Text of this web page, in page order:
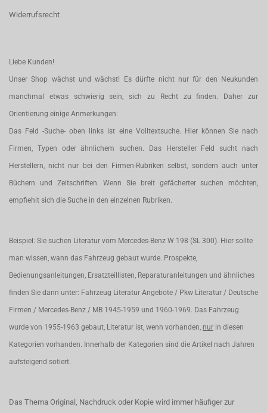
Widerrufsrecht
Liebe Kunden!
Unser Shop wächst und wächst! Es dürfte nicht nur für den Neukunden
manchmal etwas schwierig sein, sich zu Recht zu finden. Daher zur
Orientierung einige Anmerkungen:
Das Feld -Suche- oben links ist eine Volltextsuche. Hier können Sie nach
Firmen, Typen oder ähnlichem suchen. Das Hersteller Feld sucht nach
Herstellern, nicht nur bei den Firmen-Rubriken selbst, sondern auch unter
Büchern und Zeitschriften. Wenn Sie breit gefächerter suchen möchten,
empfiehlt sich die Suche in den einzelnen Rubriken.
Beispiel: Sie suchen Literatur vom Mercedes-Benz W 198 (SL 300). Hier sollte
man wissen, wann das Fahrzeug gebaut wurde. Prospekte,
Bedienungsanleitungen, Ersatzteillisten, Reparaturanleitungen und ähnliches
finden Sie dann unter: Fahrzeug Literatur Angebote / Pkw Literatur / Deutsche
Firmen / Mercedes-Benz / MB 1945-1959 und 1960-1969. Das Fahrzeug
wurde von 1955-1963 gebaut, Literatur ist, wenn vorhanden, nur in diesen
Kategorien vorhanden. Innerhalb der Kategorien sind die Artikel nach Jahren
aufsteigend sotiert.
Das Thema Original, Nachdruck oder Kopie wird immer häufiger zur